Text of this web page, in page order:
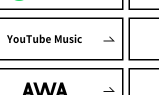
YouTube Music